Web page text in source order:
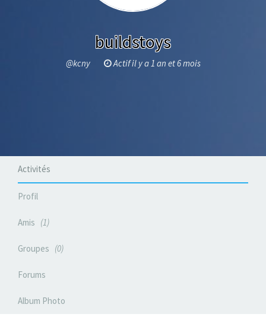
buildstoys
@kcny Actif il y a 1 an et 6 mois
Activités
Profil
Amis 1
Groupes 0
Forums
Album Photo